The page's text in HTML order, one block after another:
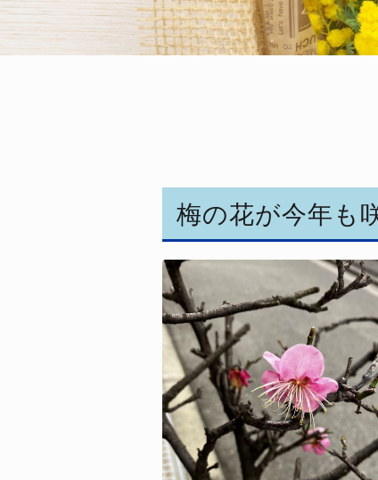
梅の花が今年も